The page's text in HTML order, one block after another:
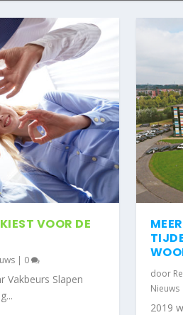
VOOR DE
| 0
Vakbeurs Slapen
door
Nieuws
2019